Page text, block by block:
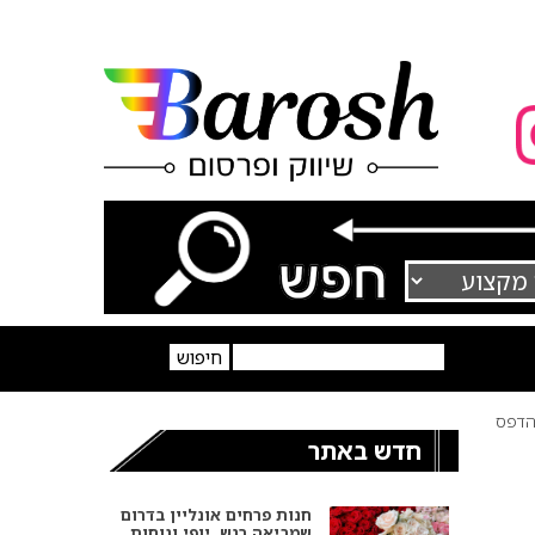
הדפס
חדש באתר
חנות פרחים אונליין בדרום